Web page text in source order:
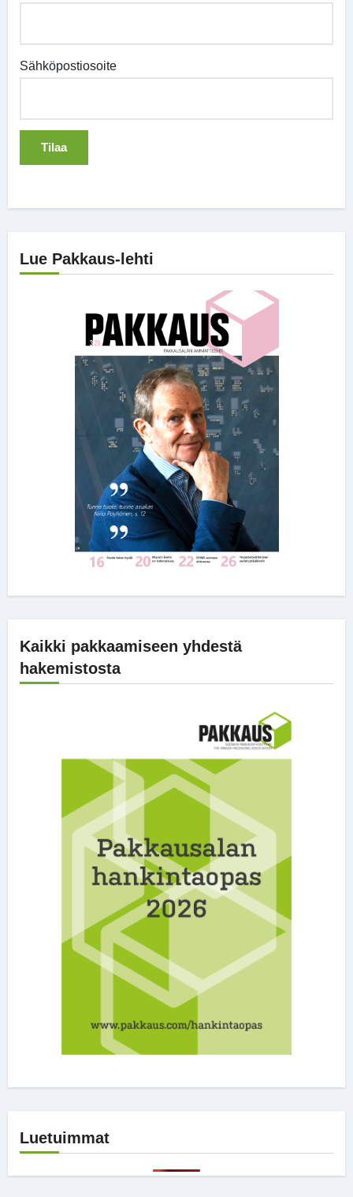
Sähköpostiosoite
Lue Pakkaus-lehti
Kaikki pakkaamiseen yhdestä
hakemistosta
Luetuimmat